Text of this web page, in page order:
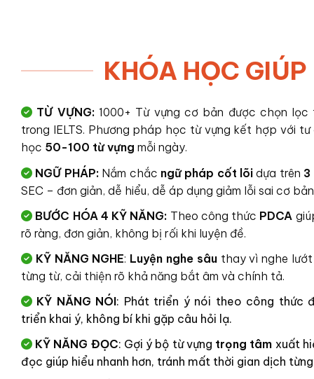
KHÓA HỌC
TỪ VỰNG: 1000+ Từ vựng cơ bản được chọn
trong IELTS. Phương pháp học từ vựng kết hợp với
học 50-100 từ vựng mỗi ngày.
NGỮ PHÁP: Nắm chắc ngữ pháp cốt lõi dựa trên 3
SEC – đơn giản, dễ hiểu, dễ áp dụng giảm lỗi sai cơ
BƯỚC HÓA 4 KỸ NĂNG: Theo công thức PDCA
rõ ràng, đơn giản, không bị rối khi luyện đề.
KỸ NĂNG NGHE: Luyện nghe sâuthay vì nghe lướt
từng từ, cải thiện rõ khả năng bắt âm và chính tả.
KỸ NĂNG NÓI: Phát triển ý nói theo công thức
triển khai ý, không bí khi gặp câu hỏi lạ.
KỸ NĂNG ĐỌC: Gợi ý bộ từ vựng trọng tâm xuất
đọc giúp hiểu nhanh hơn, tránh mất thời gian dịch